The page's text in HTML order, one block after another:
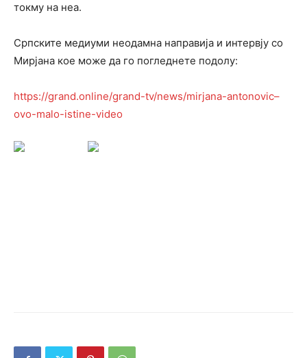
токму на неа.
Српскитe медиуми неодамна направија и интервју со
Мирјана кое може да го погледнете подолу:
https://grand.online/grand-tv/news/mirjana-antonovic–
ovo-malo-istine-video